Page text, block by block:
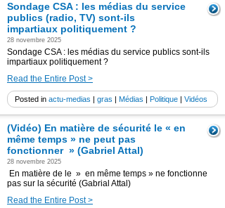
Sondage CSA : les médias du service
publics (radio, TV) sont-ils
impartiaux politiquement ?
28 novembre 2025
Sondage CSA : les médias du service publics sont-ils
impartiaux politiquement ?
Read the Entire Post >
Posted in actu-medias | gras | Médias | Politique | Vidéos
(Vidéo) En matière de sécurité le « en
même temps » ne peut pas
fonctionner » (Gabriel Attal)
28 novembre 2025
En matière de le » en même temps » ne fonctionne
pas sur la sécurité (Gabrial Attal)
Read the Entire Post >